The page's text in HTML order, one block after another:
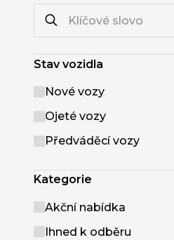
Stav vozidla
Nové vozy
Ojeté vozy
Předváděcí vozy
Kategorie
Akční nabídka
Ihned k odběru